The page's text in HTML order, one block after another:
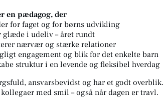
en pædagog, der
for faget og for børns udvikling
glæde i udeliv – året rundt
nærvær og stærke relationer
engagement og blik for det enkelte barn
struktur i en levende og fleksibel hverdag
ansvarsbevidst og har et godt
med smil – også når dagen er travl.